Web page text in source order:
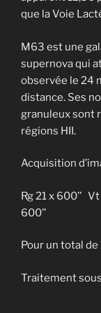
que la Voie
M63 est une
supernova qui
observée le 24
distance. Ses
granuleux sont
régions HII.
Acquisition
Rg 21 x 600’’
600’’
Pour un total
Traitement